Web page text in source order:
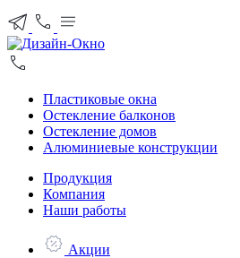
Пластиковые окна
Остекление балконов
Остекление домов
Алюминиевые конструкции
Продукция
Компания
Наши работы
Акции